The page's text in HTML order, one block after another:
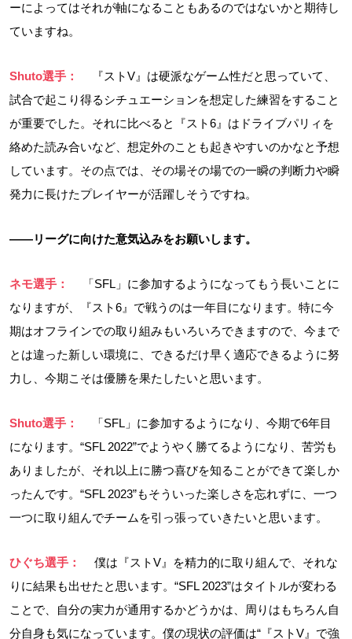
ーによってはそれが軸になることもあるのではないかと期待し
ていますね。
Shuto選手：
『ストV』は硬派なゲーム性だと思っていて、
試合で起こり得るシチュエーションを想定した練習をすること
が重要でした。それに比べると『スト6』はドライブパリィを
絡めた読み合いなど、想定外のことも起きやすいのかなと予想
しています。その点では、その場その場での一瞬の判断力や瞬
発力に長けたプレイヤーが活躍しそうですね。
――リーグに向けた意気込みをお願いします。
ネモ選手：
「SFL」に参加するようになってもう長いことに
なりますが、『スト6』で戦うのは一年目になります。特に今
期はオフラインでの取り組みもいろいろできますので、今まで
とは違った新しい環境に、できるだけ早く適応できるように努
力し、今期こそは優勝を果たしたいと思います。
Shuto選手：
「SFL」に参加するようになり、今期で6年目
になります。“SFL 2022”でようやく勝てるようになり、苦労も
ありましたが、それ以上に勝つ喜びを知ることができて楽しか
ったんです。“SFL 2023”もそういった楽しさを忘れずに、一つ
一つに取り組んでチームを引っ張っていきたいと思います。
ひぐち選手：
僕は『ストV』を精力的に取り組んで、それな
りに結果も出せたと思います。“SFL 2023”はタイトルが変わる
ことで、自分の実力が通用するかどうかは、周りはもちろん自
分自身も気になっています。僕の現状の評価は“『ストV』で強